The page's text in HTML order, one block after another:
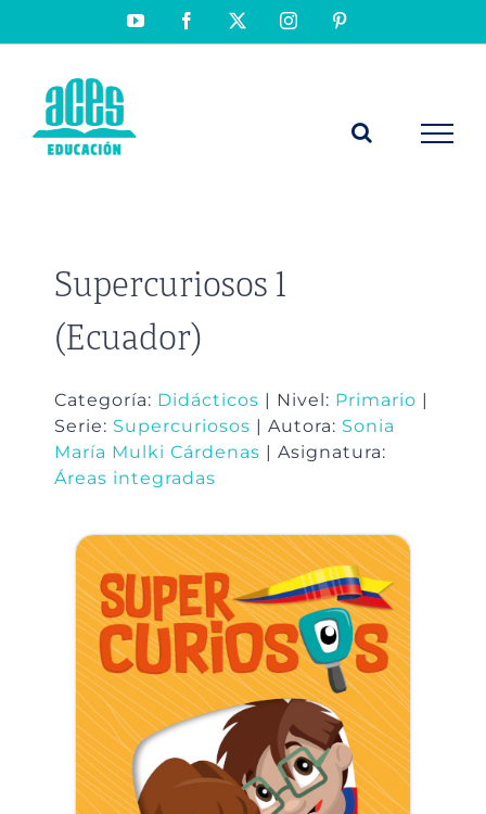
YouTubeFacebook Instagram
Supercuriosos 1
(Ecuador)
Categoría: Didácticos | Nivel: Primario
Serie: Supercuriosos | Autora: Sonia
María Mulki Cárdenas | Asignatura:
Áreas integradas